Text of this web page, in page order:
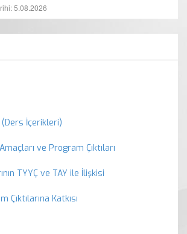
5.08.2026
İçerikleri)
ve Program Çıktıları
TYYÇ ve TAY ile İlişkisi
Katkısı